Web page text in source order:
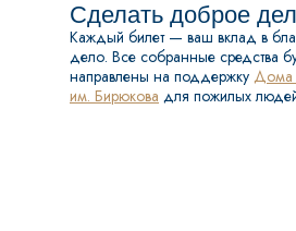
Сделать доброе
Каждый билет — ваш вклад в
дело. Все собранные средства
направлены на поддержку Дома
им. Бирюкова для пожилых